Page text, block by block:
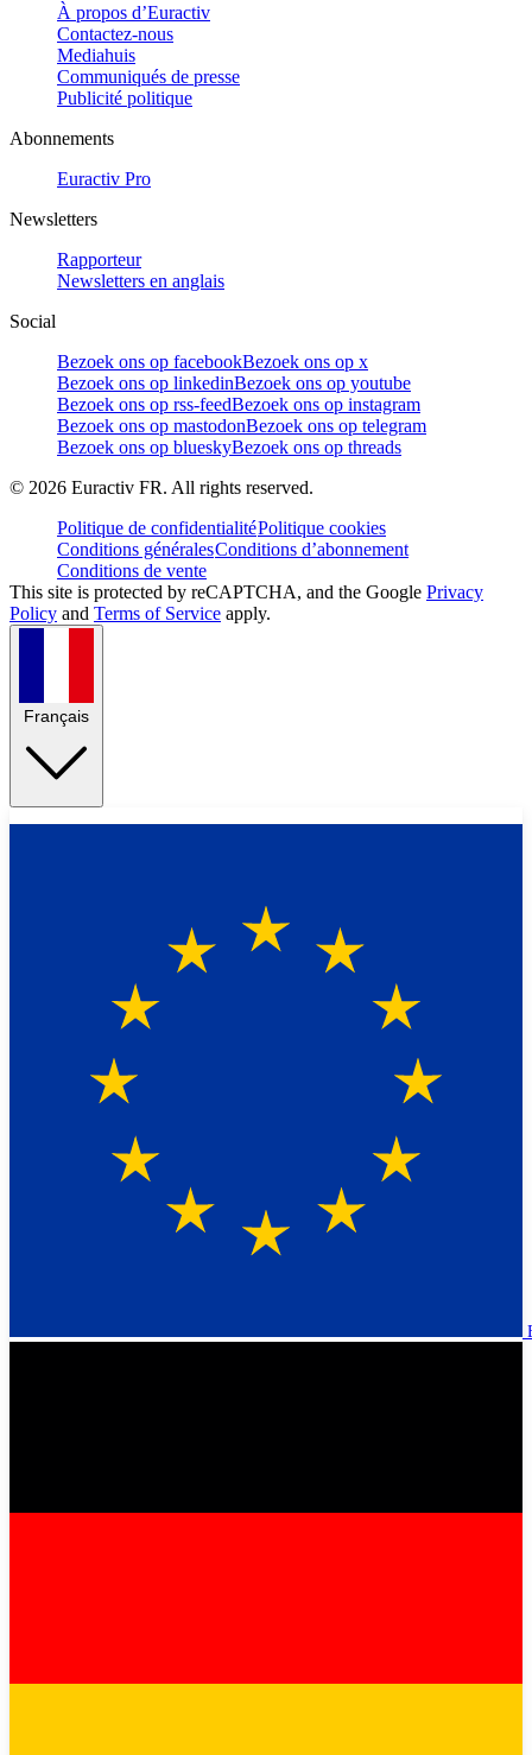
À propos d’Euractiv
Contactez-nous
Mediahuis
Communiqués de presse
Publicité politique
Abonnements
Euractiv Pro
Newsletters
Rapporteur
Newsletters en anglais
Social
Bezoek ons op facebookBezoek ons op x
Bezoek ons op linkedinBezoek ons op youtube
Bezoek ons op rss-feedBezoek ons op instagram
Bezoek ons op mastodonBezoek ons op telegram
Bezoek ons op blueskyBezoek ons op threads
© 2026 Euractiv FR. All rights reserved.
Politique de confidentialitéPolitique cookies
Conditions généralesConditions d’abonnement
Conditions de vente
This site is protected by reCAPTCHA, and the Google Privacy
Policy and Terms of Service apply.
Français